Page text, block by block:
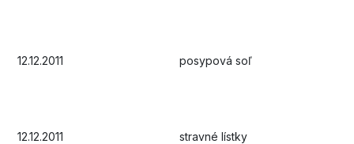
12.12.2011 posypová soľ
12.12.2011 stravné lístky